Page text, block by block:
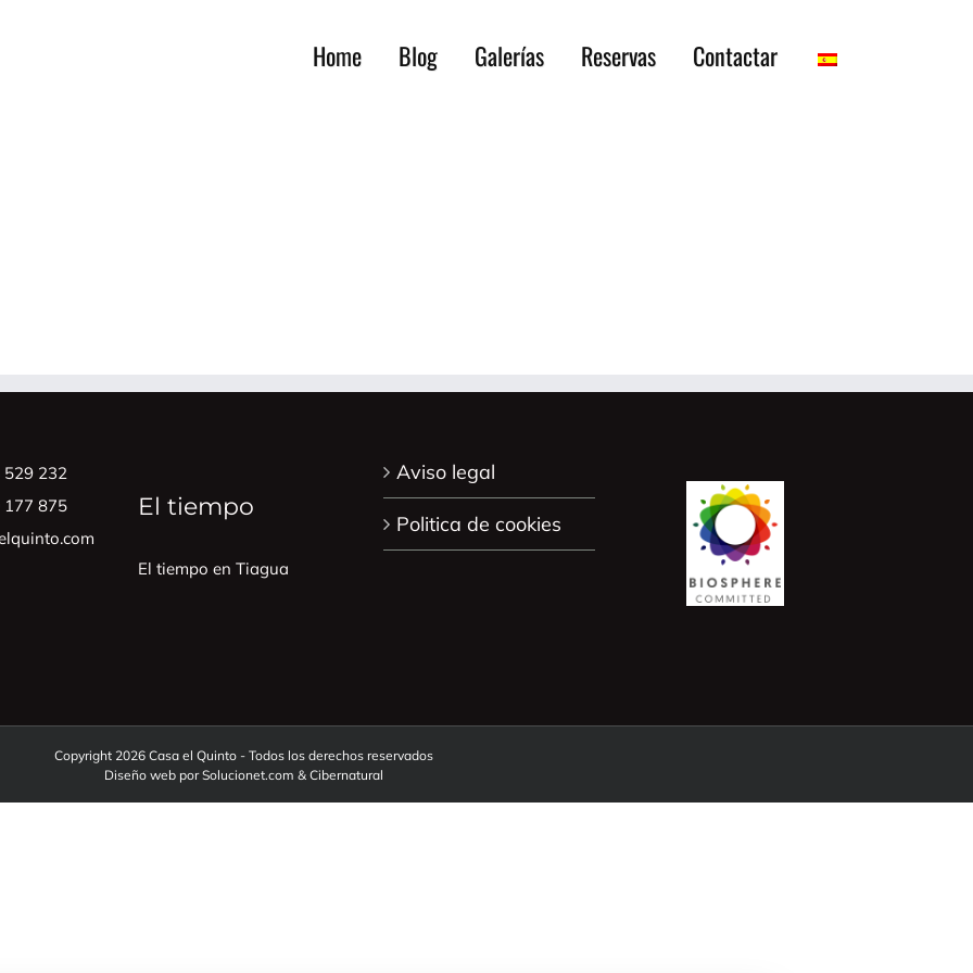
Home Blog Galerías Reservas Contactar
529 232
177 875
El tiempo
El tiempo en Tiagua
Aviso legal
Politica de cookies
Copyright 2026 Casa el Quinto - Todos los derechos reservados
Diseño web porSolucionet.com & Cibernatural